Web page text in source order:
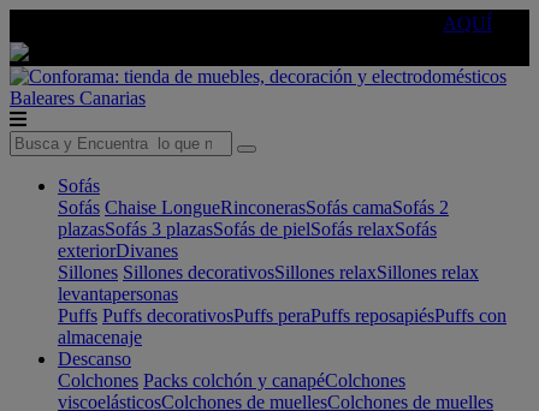
AQUÍ
Baleares Canarias
Sofás
Sofás Chaise LongueRinconerasSofás camaSofás 2
plazasSofás 3 plazasSofás de pielSofás relaxSofás
exteriorDivanes
Sillones Sillones decorativosSillones relaxSillones relax
levantapersonas
Puffs Puffs decorativosPuffs peraPuffs reposapiésPuffs con
almacenaje
Descanso
Colchones Packs colchón y canapéColchones
viscoelásticosColchones de muellesColchones de muelles